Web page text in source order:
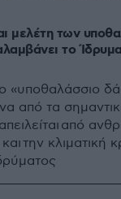
μελέτη των
το
«υποθαλάσσιο
από τα
από
την κλιματική